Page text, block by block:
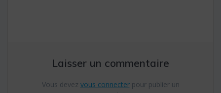
Laisser un commentaire
Vous devez vous connecterpour publier un